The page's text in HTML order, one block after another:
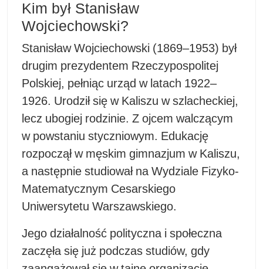
Kim był Stanisław
Wojciechowski?
Stanisław Wojciechowski (1869–1953) był
drugim prezydentem Rzeczypospolitej
Polskiej, pełniąc urząd w latach 1922–
1926. Urodził się w Kaliszu w szlacheckiej,
lecz ubogiej rodzinie. Z ojcem walczącym
w powstaniu styczniowym. Edukację
rozpoczął w męskim gimnazjum w Kaliszu,
a następnie studiował na Wydziale Fizyko-
Matematycznym Cesarskiego
Uniwersytetu Warszawskiego.
Jego działalność polityczna i społeczna
zaczęła się już podczas studiów, gdy